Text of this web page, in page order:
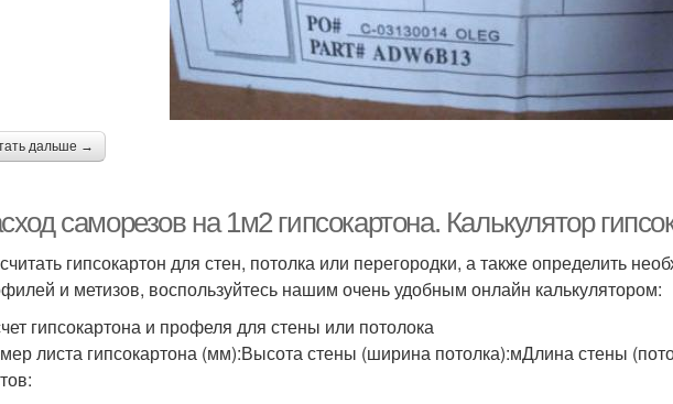
дальше →
саморезов на 1м2 гипсокартона. Калькулятор
гипсокартон для стен, потолка или перегородки, а также определить
и метизов, воспользуйтесь нашим очень удобным онлайн калькулятором:
гипсокартона и профеля для стены или потолока
листа гипсокартона (мм):Высота стены (ширина потолка):мДлина стены